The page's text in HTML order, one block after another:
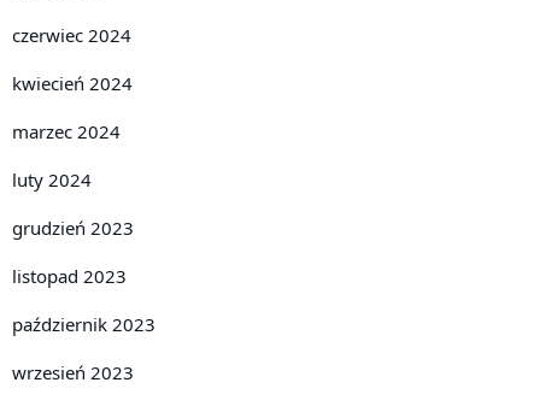
czerwiec 2024
kwiecień 2024
marzec 2024
luty 2024
grudzień 2023
listopad 2023
październik 2023
wrzesień 2023